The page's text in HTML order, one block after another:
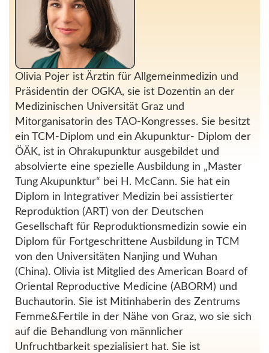
Olivia Pojer ist Ärztin für Allgemeinmedizin und
Präsidentin der OGKA, sie ist Dozentin an der
Medizinischen Universität Graz und
Mitorganisatorin des TAO-Kongresses. Sie besitzt
ein TCM-Diplom und ein Akupunktur- Diplom der
ÖÄK, ist in Ohrakupunktur ausgebildet und
absolvierte eine spezielle Ausbildung in „Master
Tung Akupunktur“ bei H. McCann. Sie hat ein
Diplom in Integrativer Medizin bei assistierter
Reproduktion (ART) von der Deutschen
Gesellschaft für Reproduktionsmedizin sowie ein
Diplom für Fortgeschrittene Ausbildung in TCM
von den Universitäten Nanjing und Wuhan
(China). Olivia ist Mitglied des American Board of
Oriental Reproductive Medicine (ABORM) und
Buchautorin. Sie ist Mitinhaberin des Zentrums
Femme&Fertile in der Nähe von Graz, wo sie sich
auf die Behandlung von männlicher
Unfruchtbarkeit spezialisiert hat. Sie ist